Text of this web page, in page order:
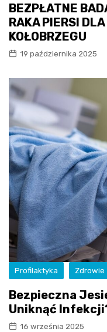
BEZPŁATNE
RAKA PIERSI
KOŁOBRZEGU
19 października 2025
Profilaktyka Zdrowie
Bezpieczna
Uniknąć
16 września 2025